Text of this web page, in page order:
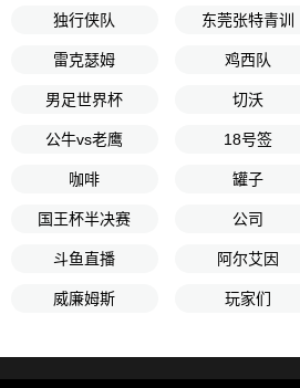
独行侠队 东莞张特青训
雷克瑟姆 鸡西队
男足世界杯 切沃
公牛vs老鹰 18号签
咖啡 罐子
国王杯半决赛 公司
斗鱼直播 阿尔艾因
威廉姆斯 玩家们